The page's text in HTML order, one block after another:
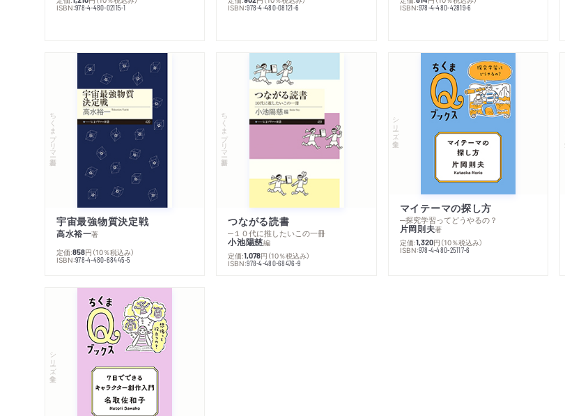
ISBN:978-4-480-02115-1 ISBN:978-4-480-08121-6 ISBN:978-4-480-42819-6
ちくまプリマー新書
宇宙最強物質決定戦
高水裕一著
定価:858円 （10％税込み）
ISBN:978-4-480-68445-5
ちくまプリマー新書
つながる読書
─１０代に推したいこの一冊
小池陽慈編
定価:1,078円 （10％税込み）
ISBN:978-4-480-68476-9
シリーズ・全集
マイテーマの探し方
─探究学習ってどうやるの？
片岡則夫著
定価:1,320円 （10％税込み）
ISBN:978-4-480-25117-6
シリーズ・全集